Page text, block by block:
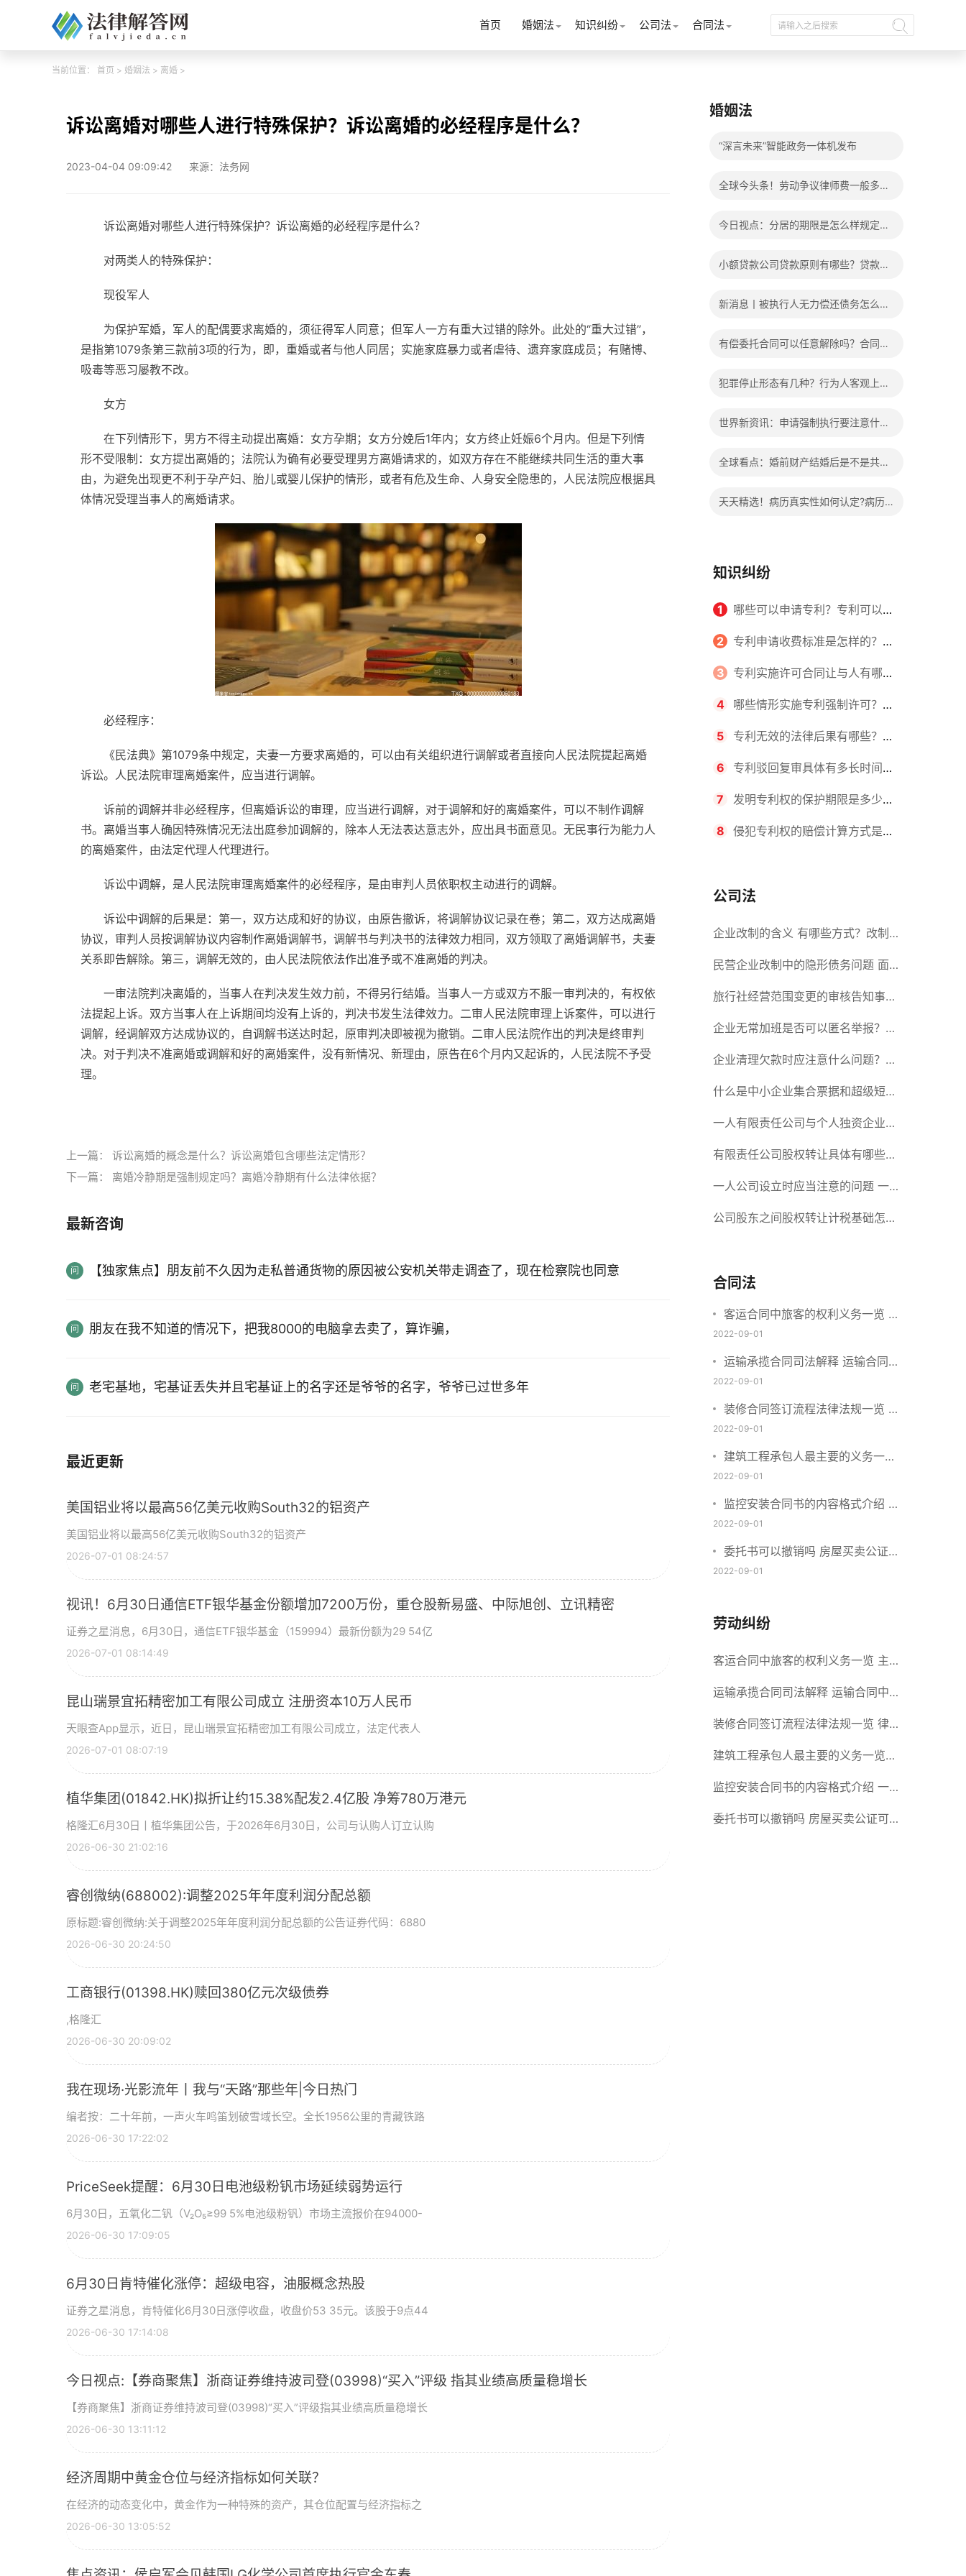
首页 婚姻法 知识纠纷 公司法 合同法
当前位置： 首页 > 婚姻法 > 离婚 >
诉讼离婚对哪些人进行特殊保护？诉讼离婚的必经程序是什么？
2023-04-04 09:09:42 来源：法务网
诉讼离婚对哪些人进行特殊保护？诉讼离婚的必经程序是什么？
对两类人的特殊保护：
现役军人
为保护军婚，军人的配偶要求离婚的，须征得军人同意；但军人一方有重大过错的除外。此处的“重大过错”，
是指第1079条第三款前3项的行为，即，重婚或者与他人同居；实施家庭暴力或者虐待、遗弃家庭成员；有赌博、
吸毒等恶习屡教不改。
女方
在下列情形下，男方不得主动提出离婚：女方孕期；女方分娩后1年内；女方终止妊娠6个月内。但是下列情
形不受限制：女方提出离婚的；法院认为确有必要受理男方离婚请求的，如双方存在不能继续共同生活的重大事
由，为避免出现更不利于孕产妇、胎儿或婴儿保护的情形，或者有危及生命、人身安全隐患的，人民法院应根据具
体情况受理当事人的离婚请求。
必经程序：
《民法典》第1079条中规定，夫妻一方要求离婚的，可以由有关组织进行调解或者直接向人民法院提起离婚
诉讼。人民法院审理离婚案件，应当进行调解。
诉前的调解并非必经程序，但离婚诉讼的审理，应当进行调解，对于调解和好的离婚案件，可以不制作调解
书。离婚当事人确因特殊情况无法出庭参加调解的，除本人无法表达意志外，应出具书面意见。无民事行为能力人
的离婚案件，由法定代理人代理进行。
诉讼中调解，是人民法院审理离婚案件的必经程序，是由审判人员依职权主动进行的调解。
诉讼中调解的后果是：第一，双方达成和好的协议，由原告撤诉，将调解协议记录在卷；第二，双方达成离婚
协议，审判人员按调解协议内容制作离婚调解书，调解书与判决书的法律效力相同，双方领取了离婚调解书，夫妻
关系即告解除。第三，调解无效的，由人民法院依法作出准予或不准离婚的判决。
一审法院判决离婚的，当事人在判决发生效力前，不得另行结婚。当事人一方或双方不服一审判决的，有权依
法提起上诉。双方当事人在上诉期间均没有上诉的，判决书发生法律效力。二审人民法院审理上诉案件，可以进行
调解，经调解双方达成协议的，自调解书送达时起，原审判决即被视为撤销。二审人民法院作出的判决是终审判
决。对于判决不准离婚或调解和好的离婚案件，没有新情况、新理由，原告在6个月内又起诉的，人民法院不予受
理。
上一篇： 诉讼离婚的概念是什么？诉讼离婚包含哪些法定情形？
下一篇： 离婚冷静期是强制规定吗？离婚冷静期有什么法律依据？
最新咨询
【独家焦点】朋友前不久因为走私普通货物的原因被公安机关带走调查了，现在检察院也同意
朋友在我不知道的情况下，把我8000的电脑拿去卖了，算诈骗，
老宅基地，宅基证丢失并且宅基证上的名字还是爷爷的名字，爷爷已过世多年
最近更新
美国铝业将以最高56亿美元收购South32的铝资产
美国铝业将以最高56亿美元收购South32的铝资产
2026-07-01 08:24:57
视讯！6月30日通信ETF银华基金份额增加7200万份，重仓股新易盛、中际旭创、立讯精密
证券之星消息，6月30日，通信ETF银华基金（159994）最新份额为29 54亿
2026-07-01 08:14:49
昆山瑞景宜拓精密加工有限公司成立 注册资本10万人民币
天眼查App显示，近日，昆山瑞景宜拓精密加工有限公司成立，法定代表人
2026-07-01 08:07:19
植华集团(01842.HK)拟折让约15.38%配发2.4亿股 净筹780万港元
格隆汇6月30日丨植华集团公告，于2026年6月30日，公司与认购人订立认购
2026-06-30 21:02:16
睿创微纳(688002):调整2025年年度利润分配总额
原标题:睿创微纳:关于调整2025年年度利润分配总额的公告证券代码：6880
2026-06-30 20:24:50
工商银行(01398.HK)赎回380亿元次级债券
,格隆汇
2026-06-30 20:09:02
我在现场·光影流年丨我与“天路”那些年|今日热门
编者按：二十年前，一声火车鸣笛划破雪域长空。全长1956公里的青藏铁路
2026-06-30 17:22:02
PriceSeek提醒：6月30日电池级粉钒市场延续弱势运行
6月30日，五氧化二钒（V₂O₅≥99 5%电池级粉钒）市场主流报价在94000-
2026-06-30 17:09:05
6月30日肯特催化涨停：超级电容，油服概念热股
证券之星消息，肯特催化6月30日涨停收盘，收盘价53 35元。该股于9点44
2026-06-30 17:14:08
今日视点:【券商聚焦】浙商证券维持波司登(03998)“买入”评级 指其业绩高质量稳增长
【券商聚焦】浙商证券维持波司登(03998)“买入”评级指其业绩高质量稳增长
2026-06-30 13:11:12
经济周期中黄金仓位与经济指标如何关联？
在经济的动态变化中，黄金作为一种特殊的资产，其仓位配置与经济指标之
2026-06-30 13:05:52
婚姻法
“深言未来”智能政务一体机发布
全球今头条！劳动争议律师费一般多少
今日视点：分居的期限是怎么样规定
小额贷款公司贷款原则有哪些？贷款不
新消息丨被执行人无力偿还债务怎么
有偿委托合同可以任意解除吗？合同无
犯罪停止形态有几种？行为人客观上实
世界新资讯：申请强制执行要注意什么
全球看点：婚前财产结婚后是不是共同
天天精选！病历真实性如何认定?病历
知识纠纷
1 哪些可以申请专利？专利可以同
时多个人一起申请吗？
2 专利申请收费标准是怎样的？申
请不同类型的专利所需要的钱不同
3 专利实施许可合同让与人有哪些
主要义务？专利实施许可合同与专利
许可合同有什么区别？
4 哪些情形实施专利强制许可？专
利强制许可的前提条件是什么？
5 专利无效的法律后果有哪些？专
利的无效情形有哪些？
6 专利驳回复审具体有多长时间？
哪些情况下专利申请可能被驳回？
7 发明专利权的保护期限是多少
年？非专利发明人是否有专利申请
8 侵犯专利权的赔偿计算方式是什
间？
公司法
企业改制的含义 有哪些方式？改制
后国企员工属于什么性质？
民营企业改制中的隐形债务问题 面
对隐形债务问题应该如何解决？
旅行社经营范围变更的审核告知事项
旅游业的发展现状和趋势
企业无常加班是否可以匿名举报？强
制加班公司没有加班费怎么办？
企业清理欠款时应注意什么问题？企
业短期借款需要注意哪些事项？
什么是中小企业集合票据和超级短期
融资券？一起来了解一下吧！
一人有限责任公司与个人独资企业的
区别 这些知识你都知道吗？
有限责任公司股权转让具体有哪些形
式？来了解下这五种形式
一人公司设立时应当注意的问题 一
人公司的特征
公司股东之间股权转让计税基础怎么
合什么要件？
合同法
客运合同中旅客的权利义务一览 主
要包括这些内容
2022-09-01
运输承揽合同司法解释 运输合同中
承运人的义务有哪些
2022-09-01
装修合同签订流程法律法规一览 律
师解答
2022-09-01
建筑工程承包人最主要的义务一览
承包合同内容介绍
2022-09-01
监控安装合同书的内容格式介绍 一
般包括这些条款
2022-09-01
委托书可以撤销吗 房屋买卖公证可
否撤销
2022-09-01
劳动纠纷
客运合同中旅客的权利义务一览 主
要包括这些内容
运输承揽合同司法解释 运输合同中
承运人的义务有哪些
装修合同签订流程法律法规一览 律
师解答
建筑工程承包人最主要的义务一览
承包合同内容介绍
监控安装合同书的内容格式介绍 一
般包括这些条款
委托书可以撤销吗 房屋买卖公证可